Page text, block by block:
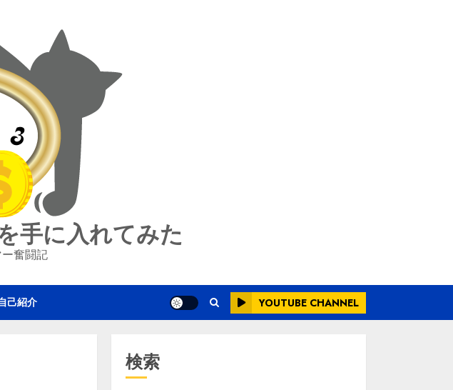
手に入れてみた
奮闘記
己紹介 YOUTUBE CHANNEL
検索